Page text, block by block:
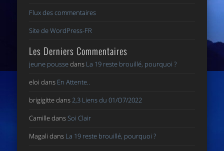
Flux des commentaires
Site de WordPress-FR
Les Derniers Commentaires
jeune poussedans La 19 reste brouillé, pourquoi ?
eloi dans En Attente..
brigigittedans 2,3 Liens du 01/O7/2022
Camilledans Soi Clair
Magali dans La 19 reste brouillé, pourquoi ?